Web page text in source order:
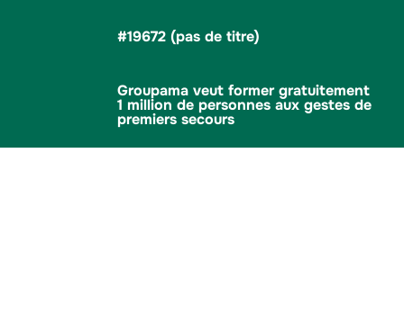
#19672 (pas de titre)
Groupama veut former gratuitement
1 million de personnes aux gestes de
premiers secours